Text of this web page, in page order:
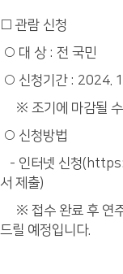
□ 관람 신청
○ 대 상 : 전 국민
○ 신청기간 : 2024.
※ 조기에 마감될 수
○ 신청방법
- 인터넷 신청
서 제출)
※ 접수 완료 후 연주
드릴 예정입니다.